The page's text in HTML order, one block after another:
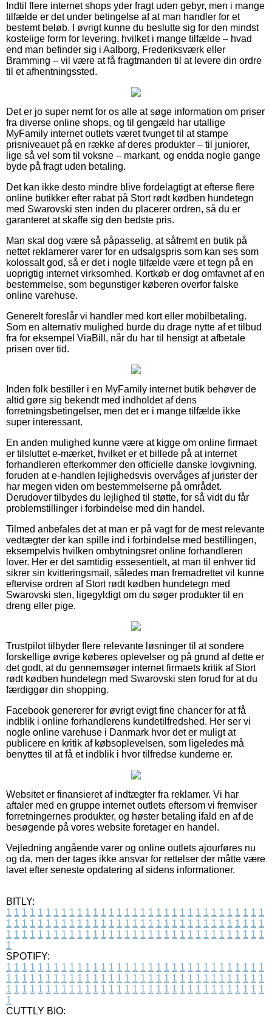
Indtil flere internet shops yder fragt uden gebyr, men i mange
tilfælde er det under betingelse af at man handler for et
bestemt beløb. I øvrigt kunne du beslutte sig for den mindst
kostelige form for levering, hvilket i mange tilfælde – hvad
end man befinder sig i Aalborg, Frederiksværk eller
Bramming – vil være at få fragtmanden til at levere din ordre
til et afhentningssted.
Det er jo super nemt for os alle at søge information om priser
fra diverse online shops, og til gengæld har utallige
MyFamily internet outlets været tvunget til at stampe
prisniveauet på en række af deres produkter – til juniorer,
lige så vel som til voksne – markant, og endda nogle gange
byde på fragt uden betaling.
Det kan ikke desto mindre blive fordelagtigt at efterse flere
online butikker efter rabat på Stort rødt kødben hundetegn
med Swarovski sten inden du placerer ordren, så du er
garanteret at skaffe sig den bedste pris.
Man skal dog være så påpasselig, at såfremt en butik på
nettet reklamerer varer for en udsalgspris som kan ses som
kolossalt god, så er det i nogle tilfælde være et tegn på en
uoprigtig internet virksomhed. Kortkøb er dog omfavnet af en
bestemmelse, som begunstiger køberen overfor falske
online varehuse.
Generelt foreslår vi handler med kort eller mobilbetaling.
Som en alternativ mulighed burde du drage nytte af et tilbud
fra for eksempel ViaBill, når du har til hensigt at afbetale
prisen over tid.
Inden folk bestiller i en MyFamily internet butik behøver de
altid gøre sig bekendt med indholdet af dens
forretningsbetingelser, men det er i mange tilfælde ikke
super interessant.
En anden mulighed kunne være at kigge om online firmaet
er tilsluttet e-mærket, hvilket er et billede på at internet
forhandleren efterkommer den officielle danske lovgivning,
foruden at e-handlen lejlighedsvis overvåges af jurister der
har megen viden om bestemmelserne på området.
Derudover tilbydes du lejlighed til støtte, for så vidt du får
problemstillinger i forbindelse med din handel.
Tilmed anbefales det at man er på vagt for de mest relevante
vedtægter der kan spille ind i forbindelse med bestillingen,
eksempelvis hvilken ombytningsret online forhandleren
lover. Her er det samtidig essesentielt, at man til enhver tid
sikrer sin kvitteringsmail, således man fremadrettet vil kunne
eftervise ordren af Stort rødt kødben hundetegn med
Swarovski sten, ligegyldigt om du søger produkter til en
dreng eller pige.
Trustpilot tilbyder flere relevante løsninger til at sondere
forskellige øvrige køberes oplevelser og på grund af dette er
det godt, at du gennemsøger internet firmaets kritik af Stort
rødt kødben hundetegn med Swarovski sten forud for at du
færdiggør din shopping.
Facebook genererer for øvrigt evigt fine chancer for at få
indblik i online forhandlerens kundetilfredshed. Her ser vi
nogle online varehuse i Danmark hvor det er muligt at
publicere en kritik af købsoplevelsen, som ligeledes må
benyttes til at få et indblik i hvor tilfredse kunderne er.
Websitet er finansieret af indtægter fra reklamer. Vi har
aftaler med en gruppe internet outlets eftersom vi fremviser
forretningernes produkter, og høster betaling ifald en af de
besøgende på vores website foretager en handel.
Vejledning angående varer og online outlets ajourføres nu
og da, men der tages ikke ansvar for rettelser der måtte være
lavet efter seneste opdatering af sidens informationer.
BITLY:
1 1 1 1 1 1 1 1 1 1 1 1 1 1 1 1 1 1 1 1 1 1 1 1 1 1 1 1 1 1 1 1 1
1 1 1 1 1 1 1 1 1 1 1 1 1 1 1 1 1 1 1 1 1 1 1 1 1 1 1 1 1 1 1 1 1
1 1 1 1 1 1 1 1 1 1 1 1 1 1 1 1 1 1 1 1 1 1 1 1 1 1 1 1 1 1 1 1 1
1
SPOTIFY:
1 1 1 1 1 1 1 1 1 1 1 1 1 1 1 1 1 1 1 1 1 1 1 1 1 1 1 1 1 1 1 1 1
1 1 1 1 1 1 1 1 1 1 1 1 1 1 1 1 1 1 1 1 1 1 1 1 1 1 1 1 1 1 1 1 1
1 1 1 1 1 1 1 1 1 1 1 1 1 1 1 1 1 1 1 1 1 1 1 1 1 1 1 1 1 1 1 1 1
1
CUTTLY BIO: